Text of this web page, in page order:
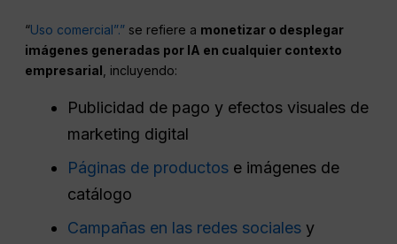
“Uso comercial”.” se refiere a monetizar o desplegar
imágenes generadas por IA en cualquier contexto
empresarial , incluyendo:
Publicidad de pago y efectos visuales de
marketing digital
Páginas de productos e imágenes de
catálogo
Campañas en las redes sociales y